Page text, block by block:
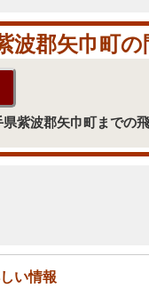
波郡矢巾町
紫波郡矢巾町までの
い情報